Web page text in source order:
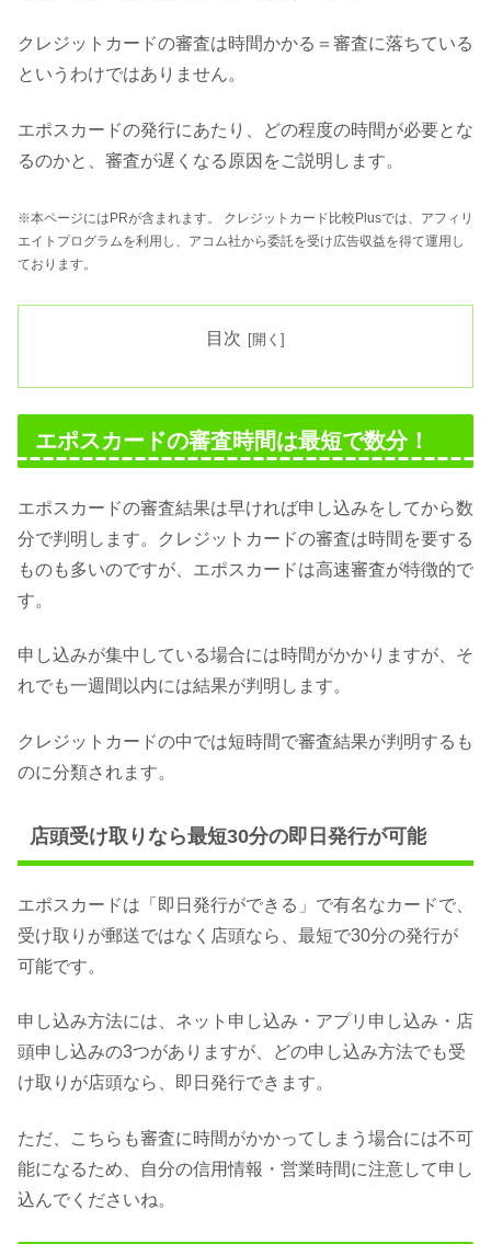
クレジットカードの審査は時間かかる＝審査に落ちている
というわけではありません。
エポスカードの発行にあたり、どの程度の時間が必要とな
るのかと、審査が遅くなる原因をご説明します。
※本ページにはPRが含まれます。 クレジットカード比較Plusでは、アフィリ
エイトプログラムを利用し、アコム社から委託を受け広告収益を得て運用し
ております。
目次
エポスカードの審査時間は最短で数分！
エポスカードの審査結果は早ければ申し込みをしてから数
分で判明します。クレジットカードの審査は時間を要する
ものも多いのですが、エポスカードは高速審査が特徴的で
す。
申し込みが集中している場合には時間がかかりますが、そ
れでも一週間以内には結果が判明します。
クレジットカードの中では短時間で審査結果が判明するも
のに分類されます。
店頭受け取りなら最短30分の即日発行が可能
エポスカードは「即日発行ができる」で有名なカードで、
受け取りが郵送ではなく店頭なら、最短で30分の発行が
可能です。
申し込み方法には、ネット申し込み・アプリ申し込み・店
頭申し込みの3つがありますが、どの申し込み方法でも受
け取りが店頭なら、即日発行できます。
ただ、こちらも審査に時間がかかってしまう場合には不可
能になるため、自分の信用情報・営業時間に注意して申し
込んでくださいね。